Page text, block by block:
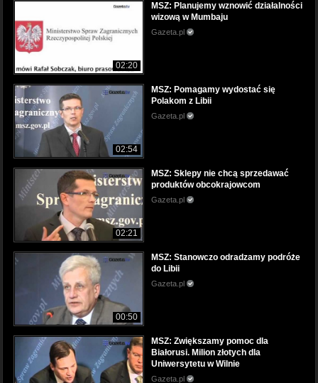
02:20
MSZ: Planujemy wznowić działalności
wizową w Mumbaju
Gazeta.pl
02:54
MSZ: Pomagamy wydostać się
Polakom z Libii
Gazeta.pl
02:21
MSZ: Sklepy nie chcą sprzedawać
produktów obcokrajowcom
Gazeta.pl
00:50
MSZ: Stanowczo odradzamy podróże
do Libii
Gazeta.pl
MSZ: Zwiększamy pomoc dla
Białorusi. Milion złotych dla
Uniwersytetu w Wilnie
Gazeta.pl